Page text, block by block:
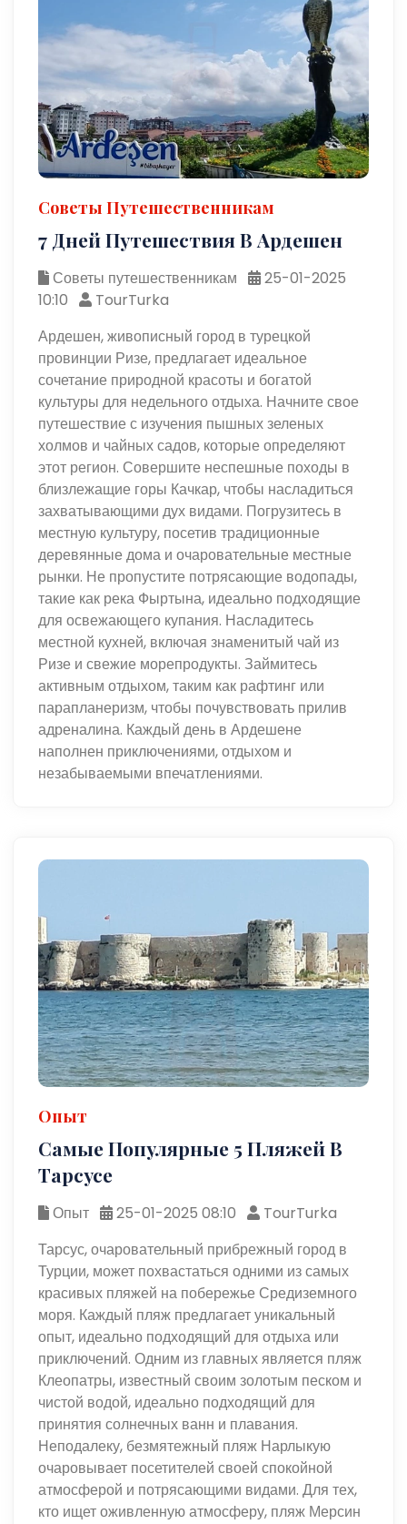
Советы Путешественникам
7 Дней Путешествия В Ардешен
Советы путешественникам
25-01-2025
10:10
TourTurka
Ардешен, живописный город в турецкой
провинции Ризе, предлагает идеальное
сочетание природной красоты и богатой
культуры для недельного отдыха. Начните свое
путешествие с изучения пышных зеленых
холмов и чайных садов, которые определяют
этот регион. Совершите неспешные походы в
близлежащие горы Качкар, чтобы насладиться
захватывающими дух видами. Погрузитесь в
местную культуру, посетив традиционные
деревянные дома и очаровательные местные
рынки. Не пропустите потрясающие водопады,
такие как река Фыртына, идеально подходящие
для освежающего купания. Насладитесь
местной кухней, включая знаменитый чай из
Ризе и свежие морепродукты. Займитесь
активным отдыхом, таким как рафтинг или
парапланеризм, чтобы почувствовать прилив
адреналина. Каждый день в Ардешене
наполнен приключениями, отдыхом и
незабываемыми впечатлениями.
Опыт
Самые Популярные 5 Пляжей В
Тарсусе
Опыт 25-01-2025 08:10
TourTurka
Тарсус, очаровательный прибрежный город в
Турции, может похвастаться одними из самых
красивых пляжей на побережье Средиземного
моря. Каждый пляж предлагает уникальный
опыт, идеально подходящий для отдыха или
приключений. Одним из главных является пляж
Клеопатры, известный своим золотым песком и
чистой водой, идеально подходящий для
принятия солнечных ванн и плавания.
Неподалеку, безмятежный пляж Нарлыкую
очаровывает посетителей своей спокойной
атмосферой и потрясающими видами. Для тех,
кто ищет оживленную атмосферу, пляж Мерсин